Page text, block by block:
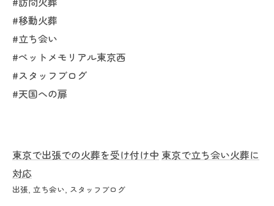
#移動火葬
#立ち会い
#ペットメモリアル東京西
#スタッフブログ
#天国への扉
東京で出張での火葬を受け付け中 東京で立ち会い火葬に
対応
出張 立ち会い スタッフブログ